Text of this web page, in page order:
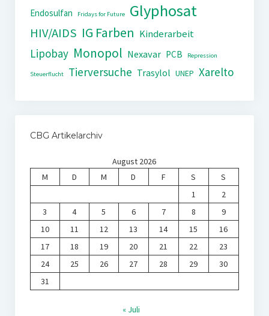
Endosulfan
Fridays for Future Glyphosat
HIV/AIDS IG Farben Kinderarbeit
Lipobay Monopol Nexavar PCB Repression
Steuerflucht Tierversuche Trasylol UNEP Xarelto
CBG Artikelarchiv
August 2026
M
D M D F S
S
1
2
3
4 5 6 7 8
9
10
11 12 13 14 15
16
17
18 19 20 21 22
23
24
25 26 27 28 29
30
31
« Juli